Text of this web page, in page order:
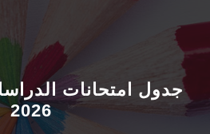
جدول امتحانات
2026